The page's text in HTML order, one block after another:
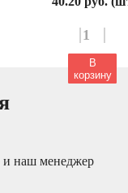
В
корзину
и наш менеджер